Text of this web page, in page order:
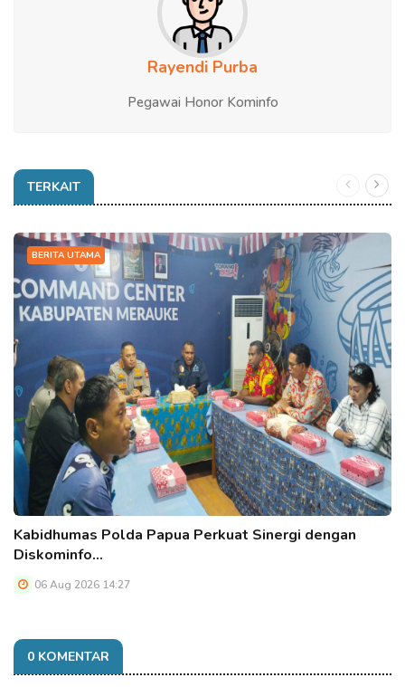
Rayendi Purba
Pegawai Honor Kominfo
TERKAIT
BERITA UTAMA
Kabidhumas Polda Papua Perkuat Sinergi dengan
Diskominfo…
06 Aug 2026 14:27
0 KOMENTAR